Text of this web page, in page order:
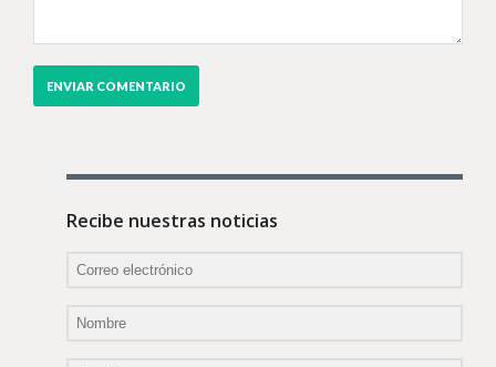
Recibe nuestras noticias